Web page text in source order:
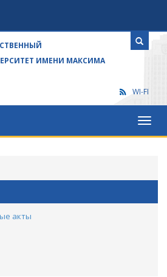
ИМЕНИ МАКСИМА
WI-FI
акты